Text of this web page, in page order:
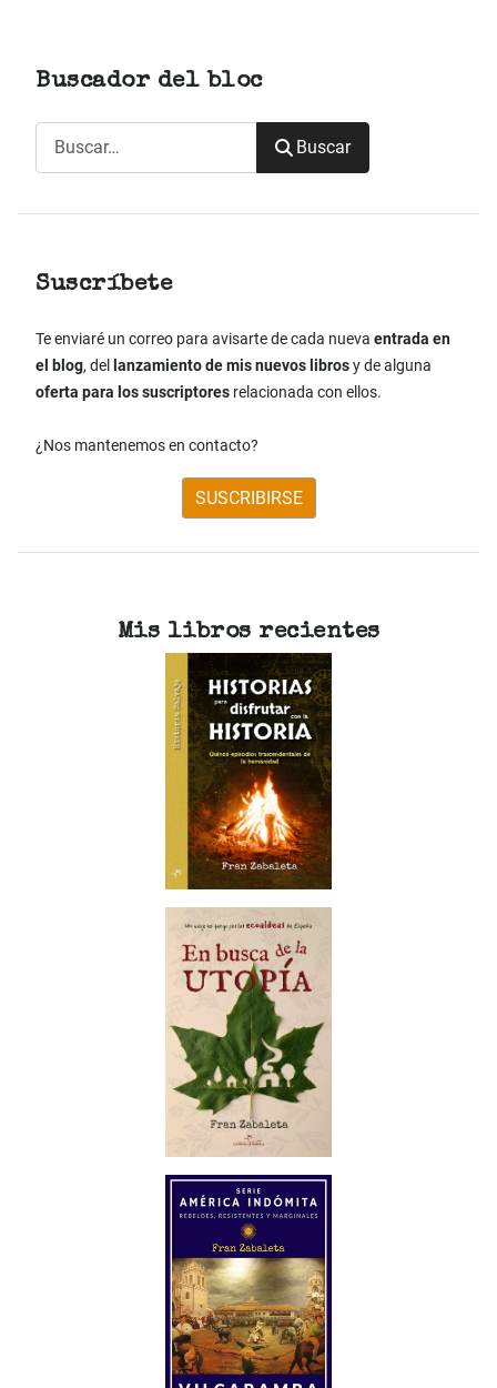
Buscador del bloc
Buscar
Suscríbete
Te enviaré un correo para avisarte de cada nueva entrada en
el blog, del lanzamiento de mis nuevos librosy de alguna
oferta para los suscriptores relacionada con ellos.
¿Nos mantenemos en contacto?
SUSCRIBIRSE
Mis libros recientes